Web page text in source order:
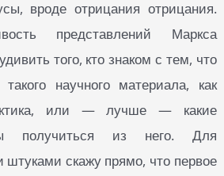
вроде отрицания отрицания.
представлений Маркса
того, кто знаком с тем, что
научного материала, как
или — лучше — какие
получиться из него. Для
штуками скажу прямо, что первое